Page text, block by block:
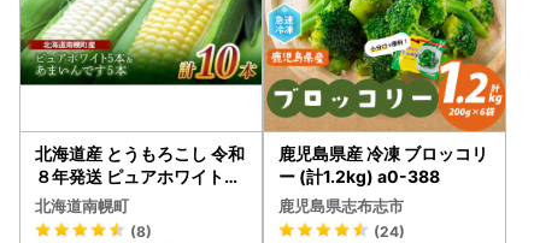
北海道産 とうもろこし 令和
８年発送 ピュアホワイト5
本＆あまいんです5本 南幌
町 NP1-174
北海道南幌町
(8)
鹿児島県産 冷凍 ブロッコリ
ー (計1.2kg) a0-388
鹿児島県志布志市
(24)